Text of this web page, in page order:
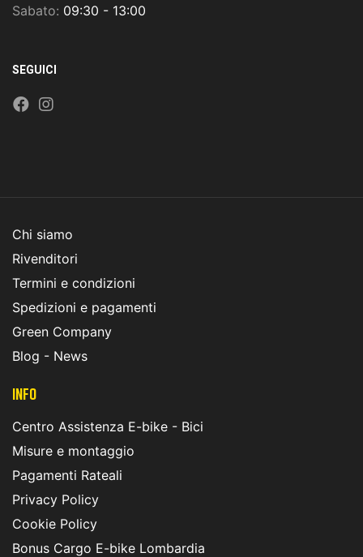
Sabato: 09:30 - 13:00
SEGUICI
Chi siamo
Rivenditori
Termini e condizioni
Spedizioni e pagamenti
Green Company
Blog - News
INFO
Centro Assistenza E-bike - Bici
Misure e montaggio
Pagamenti Rateali
Privacy Policy
Cookie Policy
Bonus Cargo E-bike Lombardia